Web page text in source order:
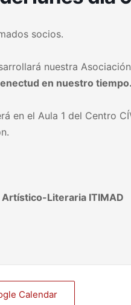
socios.
nuestra
en nuestro tiempo.
en el Aula 1 del Centro
Literaria ITIMAD
Calendar